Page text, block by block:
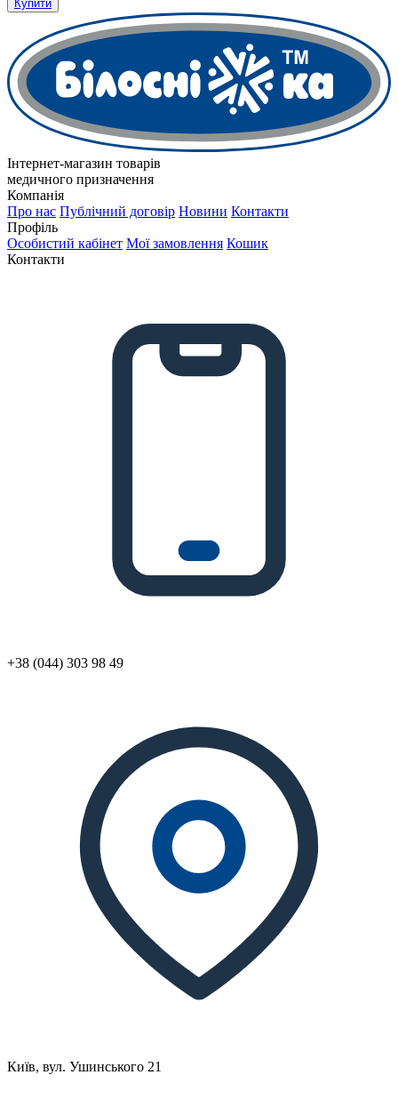
Купити
Інтернет-магазин товарів
медичного призначення
Компанія
Про нас Публічний договір Новини Контакти
Профіль
Особистий кабінет Мої замовлення Кошик
Контакти
+38 (044) 303 98 49
Київ, вул. Ушинського 21